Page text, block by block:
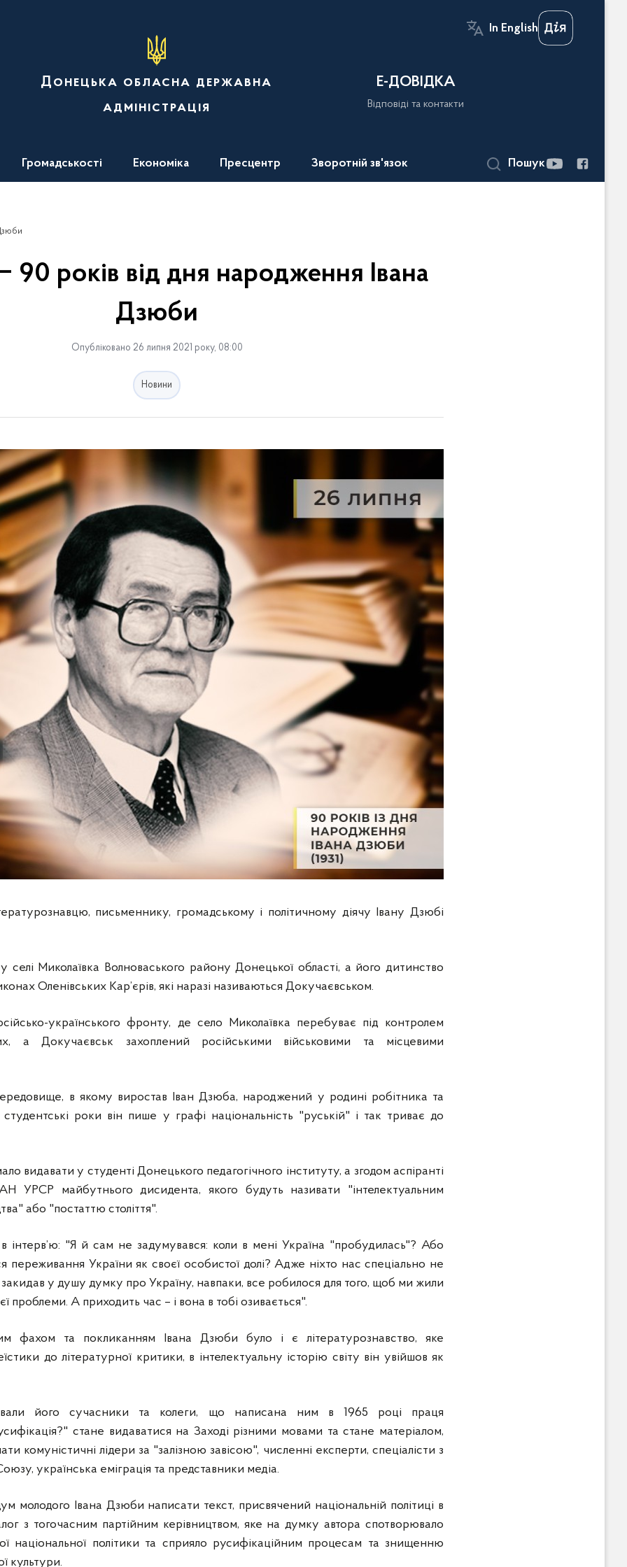
In English
Донецька обласна державна
адміністрація
Е-ДОВІДКА
Відповіді та контакти
Громадськості Економіка Пресцентр Зворотній зв'язок Пошук
90 років від дня народження Івана
Дзюби
Опубліковано 26 липня 2021 року, 08:00
Новини
письменнику, громадському і політичному діячу Івану Дзюбі
селі Миколаївка Волноваського району Донецької області, а його дитинство
Оленівських Кар’єрів, які наразі називаються Докучаєвськом.
українського фронту, де село Миколаївка перебуває під контролем
а Докучаєвськ захоплений російськими військовими та місцевими
в якому виростав Іван Дзюба, народжений у родині робітника та
студентські роки він пише у графі національність "руській" і так триває до
видавати у студенті Донецького педагогічного інституту, а згодом аспіранті
УРСР майбутнього дисидента, якого будуть називати "інтелектуальним
або "постаттю століття".
інтерв’ю: "Я й сам не задумувався: коли в мені Україна "пробудилась"? Або
переживання України як своєї особистої долі? Адже ніхто нас спеціально не
закидав у душу думку про Україну, навпаки, все робилося для того, щоб ми жили
проблеми. А приходить час – і вона в тобі озивається".
фахом та покликанням Івана Дзюби було і є літературознавство, яке
до літературної критики, в інтелектуальну історію світу він увійшов як
його сучасники та колеги, що написана ним в 1965 році праця
стане видаватися на Заході різними мовами та стане матеріалом,
комуністичні лідери за "залізною завісою", численні експерти, спеціалісти з
українська еміграція та представники медіа.
молодого Івана Дзюби написати текст, присвячений національній політиці в
з тогочасним партійним керівництвом, яке на думку автора спотворювало
національної політики та сприяло русифікаційним процесам та знищенню
культури.